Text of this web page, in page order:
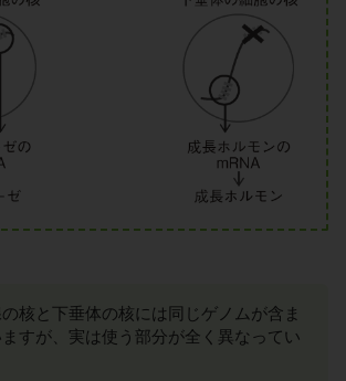
の核と下垂体の核には同じゲノムが含ま
すが、実は使う部分が全く異なってい